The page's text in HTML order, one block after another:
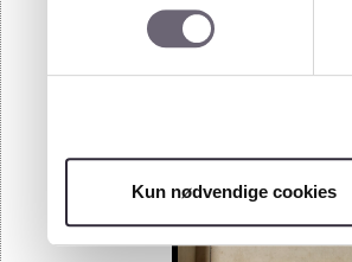
Kun nødvendige cookies